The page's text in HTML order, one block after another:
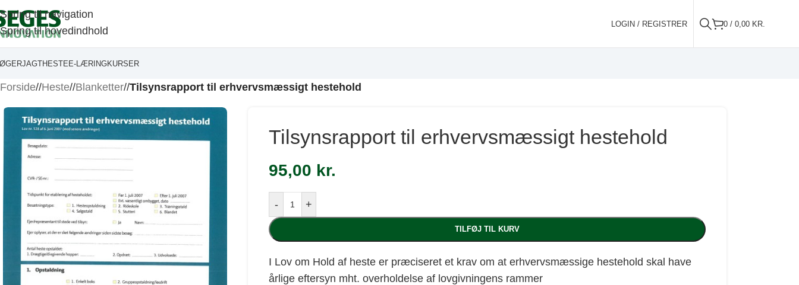
Spring til navigation
Spring til hovedindhold
LOGIN / REGISTRER 0 / 0,00 KR.
JAGTHESTEE-LÆRINGKURSER
Forside/ Heste/ Blanketter/ Tilsynsrapport til erhvervsmæssigt hestehold
Tilsynsrapport til erhvervsmæssigt hestehold
95,00 kr.
- +
TILFØJ TIL KURV
I Lov om Hold af heste er præciseret et krav om at erhvervsmæssige hestehold skal have
årlige eftersyn mht. overholdelse af lovgivningens rammer